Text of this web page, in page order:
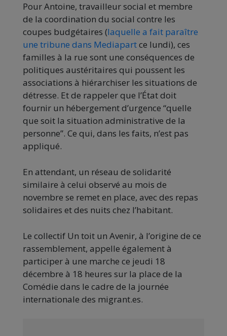
Pour Antoine, travailleur social et membre
de la coordination du social contre les
coupes budgétaires (laquelle a fait paraître
une tribune dans Mediapartce lundi), ces
familles à la rue sont une conséquences de
politiques austéritaires qui poussent les
associations à hiérarchiser les situations de
détresse. Et de rappeler que l’État doit
fournir un hébergement d’urgence “quelle
que soit la situation administrative de la
personne”. Ce qui, dans les faits, n’est pas
appliqué.
En attendant, un réseau de solidarité
similaire à celui observé au mois de
novembre se remet en place, avec des repas
solidaires et des nuits chez l’habitant.
Le collectif Un toit un Avenir, à l’origine de ce
rassemblement, appelle également à
participer à une marche ce jeudi 18
décembre à 18 heures sur la place de la
Comédie dans le cadre de la journée
internationale des migrant.es.